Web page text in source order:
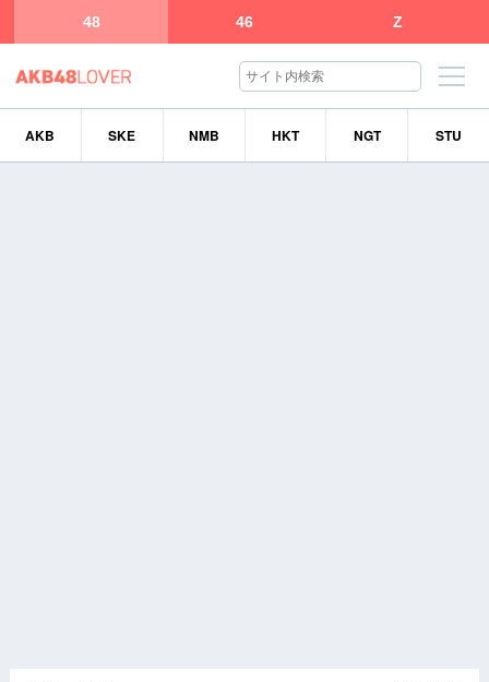
48 46 Z
AKB SKE NMB HKT NGT STU